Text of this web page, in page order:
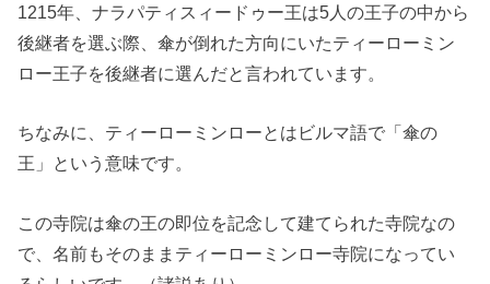
1215年、ナラパティスィードゥー王は5人の王子の中から
後継者を選ぶ際、傘が倒れた方向にいたティーローミン
ロー王子を後継者に選んだと言われています。
ちなみに、ティーローミンローとはビルマ語で「傘の
王」という意味です。
この寺院は傘の王の即位を記念して建てられた寺院なの
で、名前もそのままティーローミンロー寺院になってい